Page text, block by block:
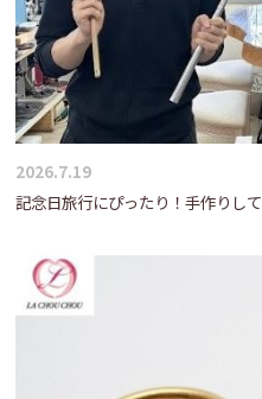
2026.7.19
記念日旅行にぴったり！手作りし